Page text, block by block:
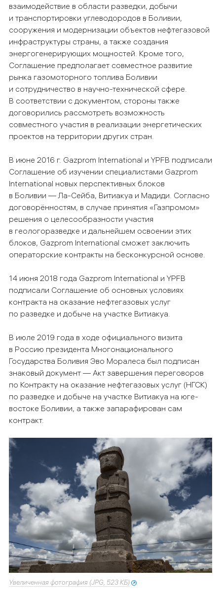
взаимодействие в области разведки, добычи
и транспортировки углеводородов в Боливии,
сооружения и модернизации объектов нефтегазовой
инфраструктуры страны, а также создания
энергогенерирующих мощностей. Кроме того,
Соглашение предполагает совместное развитие
рынка газомоторного топлива Боливии
и сотрудничество в научно-технической сфере.
В соответствии с документом, стороны также
договорились рассмотреть возможность
совместного участия в реализации энергетических
проектов на территории других стран.
В июне 2016 г. Gazprom International и YPFB подписали
Соглашение об изучении специалистами Gazprom
International новых перспективных блоков
в Боливии — Ла-Сейба, Витиакуа и Мадиди. Согласно
договорённостям, в случае принятия «Газпромом»
решения о целесообразности участия
в геологоразведке и дальнейшем освоении этих
блоков, Gazprom International сможет заключить
операторские контракты на бесконкурсной основе.
14 июня 2018 года Gazprom International и YPFB
подписали Соглашение об основных условиях
контракта на оказание нефтегазовых услуг
по разведке и добыче на участке Витиакуа.
В июле 2019 года в ходе официального визита
в Россию президента Многонационального
Государства Боливия Эво Моралеса был подписан
знаковый документ — Акт завершения переговоров
по Контракту на оказание нефтегазовых услуг (НГСК)
по разведке и добыче на участке Витиакуа на юге-
востоке Боливии, а также запарафирован сам
контракт.
Увеличенная фотография (JPG, 523 КБ)